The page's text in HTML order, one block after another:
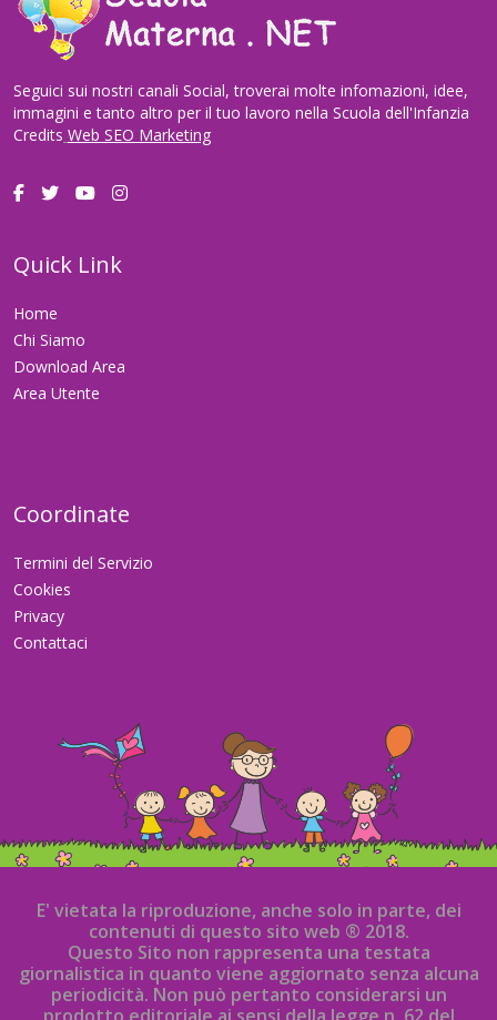
Seguici sui nostri canali Social, troverai molte infomazioni, idee,
immagini e tanto altro per il tuo lavoro nella Scuola dell'Infanzia
Credits Web SEO Marketing
Quick Link
Home
Chi Siamo
Download Area
Area Utente
Coordinate
Termini del Servizio
Cookies
Privacy
Contattaci
E' vietata la riproduzione, anche solo in parte, dei
contenuti di questo sito web ® 2018.
Questo Sito non rappresenta una testata
giornalistica in quanto viene aggiornato senza alcuna
periodicità. Non può pertanto considerarsi un